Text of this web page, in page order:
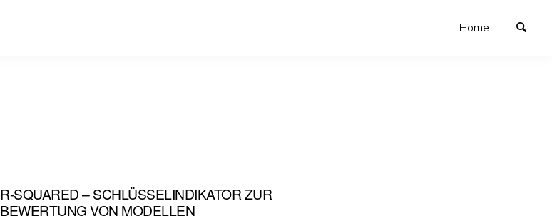
Home
R-SQUARED – SCHLÜSSELINDIKATOR ZUR
BEWERTUNG VON MODELLEN